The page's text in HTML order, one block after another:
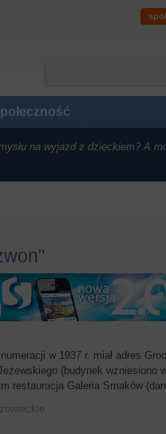
na wyjazd z dzieckiem? A
w 1937 r. miał adres
(budynek wzniesiono
restauracja Galeria Smaków